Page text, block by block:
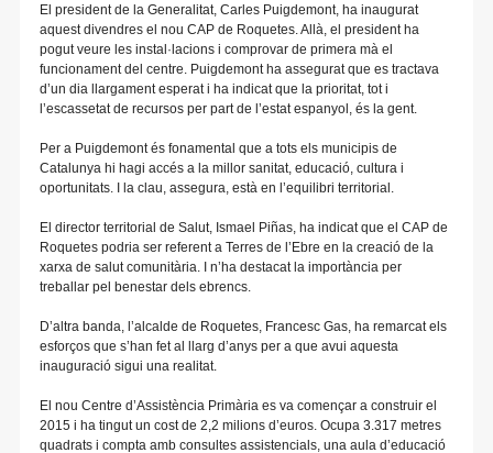
El president de la Generalitat, Carles Puigdemont, ha inaugurat
aquest divendres el nou CAP de Roquetes. Allà, el president ha
pogut veure les instal·lacions i comprovar de primera mà el
funcionament del centre. Puigdemont ha assegurat que es tractava
d’un dia llargament esperat i ha indicat que la prioritat, tot i
l’escassetat de recursos per part de l’estat espanyol, és la gent.
Per a Puigdemont és fonamental que a tots els municipis de
Catalunya hi hagi accés a la millor sanitat, educació, cultura i
oportunitats. I la clau, assegura, està en l’equilibri territorial.
El director territorial de Salut, Ismael Piñas, ha indicat que el CAP de
Roquetes podria ser referent a Terres de l’Ebre en la creació de la
xarxa de salut comunitària. I n’ha destacat la importància per
treballar pel benestar dels ebrencs.
D’altra banda, l’alcalde de Roquetes, Francesc Gas, ha remarcat els
esforços que s’han fet al llarg d’anys per a que avui aquesta
inauguració sigui una realitat.
El nou Centre d’Assistència Primària es va començar a construir el
2015 i ha tingut un cost de 2,2 milions d’euros. Ocupa 3.317 metres
quadrats i compta amb consultes assistencials, una aula d’educació